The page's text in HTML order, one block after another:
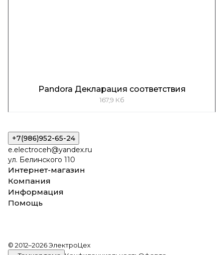
Pandora Декларация соответствия
167,9 Кб
+7(986)952-65-24
e.electroceh@yandex.ru
ул. Белинского 110
Интернет-магазин
Компания
Информация
Помощь
© 2012–2026 ЭлектроЦех